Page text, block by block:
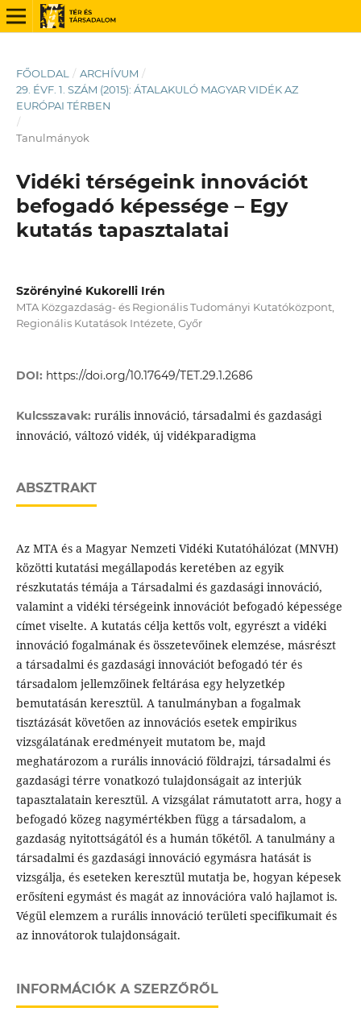
FŐOLDAL / ARCHÍVUM /
29. ÉVF. 1. SZÁM (2015): ÁTALAKULÓ MAGYAR VIDÉK AZ
EURÓPAI TÉRBEN
/
Tanulmányok
Vidéki térségeink innovációt
befogadó képessége – Egy
kutatás tapasztalatai
Szörényiné Kukorelli Irén
MTA Közgazdaság- és Regionális Tudományi Kutatóközpont,
Regionális Kutatások Intézete, Győr
DOI: https://doi.org/10.17649/TET.29.1.2686
Kulcsszavak: rurális innováció, társadalmi és gazdasági
innováció, változó vidék, új vidékparadigma
ABSZTRAKT
Az MTA és a Magyar Nemzeti Vidéki Kutatóhálózat (MNVH)
közötti kutatási megállapodás keretében az egyik
részkutatás témája a Társadalmi és gazdasági innováció,
valamint a vidéki térségeink innovációt befogadó képessége
címet viselte. A kutatás célja kettős volt, egyrészt a vidéki
innováció fogalmának és összetevőinek elemzése, másrészt
a társadalmi és gazdasági innovációt befogadó tér és
társadalom jellemzőinek feltárása egy helyzetkép
bemutatásán keresztül. A tanulmányban a fogalmak
tisztázását követően az innovációs esetek empirikus
vizsgálatának eredményeit mutatom be, majd
meghatározom a rurális innováció földrajzi, társadalmi és
gazdasági térre vonatkozó tulajdonságait az interjúk
tapasztalatain keresztül. A vizsgálat rámutatott arra, hogy a
befogadó közeg nagymértékben függ a társadalom, a
gazdaság nyitottságától és a humán tőkétől. A tanulmány a
társadalmi és gazdasági innováció egymásra hatását is
vizsgálja, és eseteken keresztül mutatja be, hogyan képesek
erősíteni egymást és magát az innovációra való hajlamot is.
Végül elemzem a rurális innováció területi specifikumait és
az innovátorok tulajdonságait.
INFORMÁCIÓK A SZERZŐRŐL